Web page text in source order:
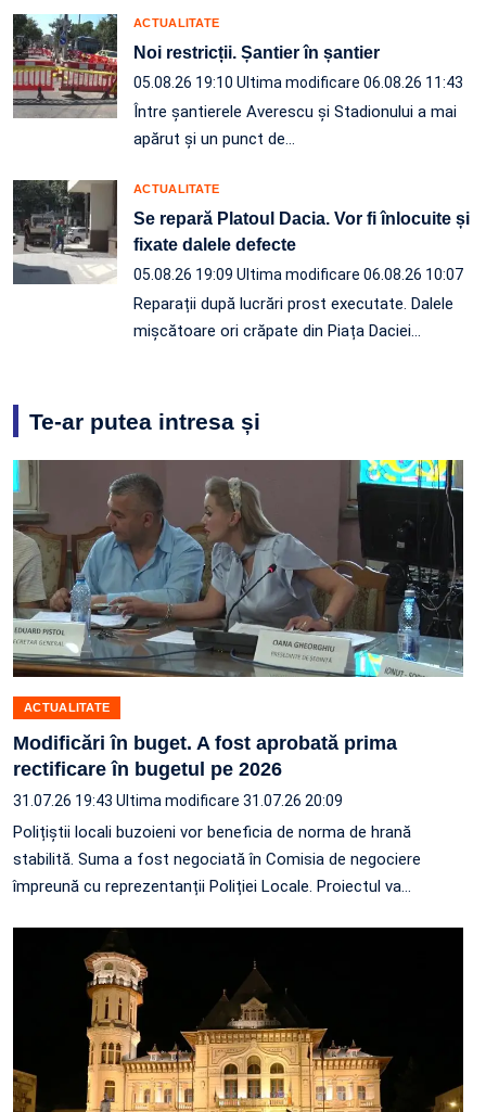
ACTUALITATE
Noi restricții. Șantier în șantier
05.08.26 19:10 Ultima modificare 06.08.26 11:43
Între șantierele Averescu și Stadionului a mai
apărut și un punct de…
ACTUALITATE
Se repară Platoul Dacia. Vor fi înlocuite și
fixate dalele defecte
05.08.26 19:09 Ultima modificare 06.08.26 10:07
Reparații după lucrări prost executate. Dalele
mișcătoare ori crăpate din Piața Daciei…
Te-ar putea intresa și
ACTUALITATE
Modificări în buget. A fost aprobată prima
rectificare în bugetul pe 2026
31.07.26 19:43 Ultima modificare 31.07.26 20:09
Polițiștii locali buzoieni vor beneficia de norma de hrană
stabilită. Suma a fost negociată în Comisia de negociere
împreună cu reprezentanții Poliției Locale. Proiectul va…